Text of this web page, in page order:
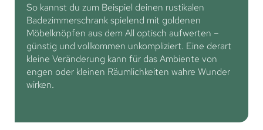
So kannst du zum Beispiel deinen rustikalen
Badezimmerschrank spielend mit goldenen
Möbelknöpfen aus dem All optisch aufwerten –
günstig und vollkommen unkompliziert. Eine derart
kleine Veränderung kann für das Ambiente von
engen oder kleinen Räumlichkeiten wahre Wunder
wirken.